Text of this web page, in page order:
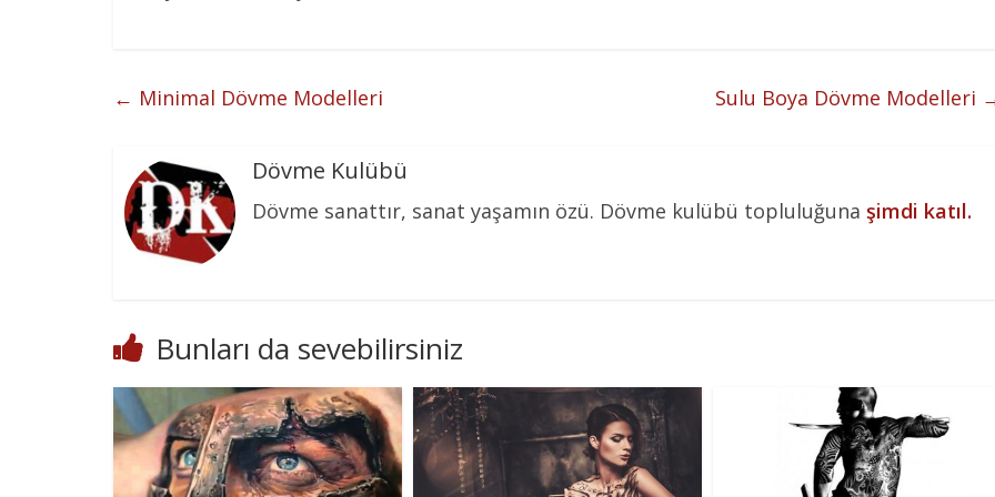
← Minimal Dövme Modelleri Sulu Boya Dövme Modelleri
Dövme Kulübü
Dövme sanattır, sanat yaşamın özü. Dövme kulübü topluluğuna şimdi katıl.
Bunları da sevebilirsiniz